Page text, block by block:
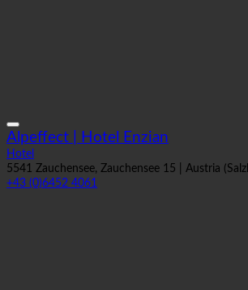
Alpeffect | Hotel Enzian
Hotel
5541 Zauchensee, Zauchensee 15 | Austria
+43 (0)6452 4061